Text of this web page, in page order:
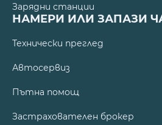
Зарядни станции
НАМЕРИ ИЛИ ЗАПАЗИ
Технически преглед
Автосервиз
Пътна помощ
Застрахователен брокер